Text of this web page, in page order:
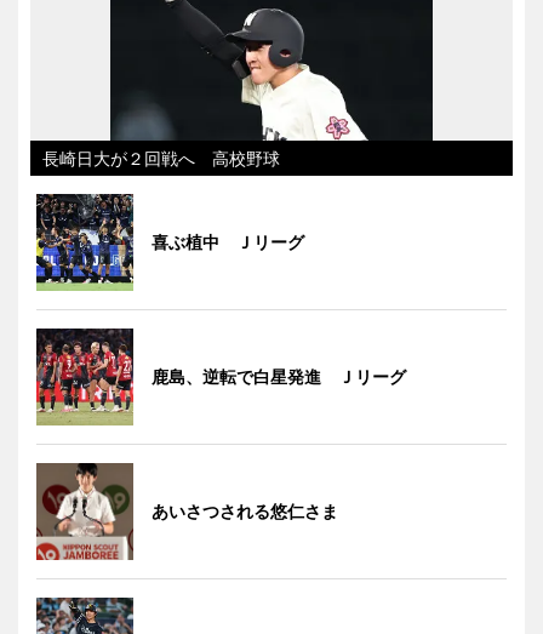
長崎日大が２回戦へ 高校野球
喜ぶ植中 Ｊリーグ
鹿島、逆転で白星発進 Ｊリーグ
あいさつされる悠仁さま